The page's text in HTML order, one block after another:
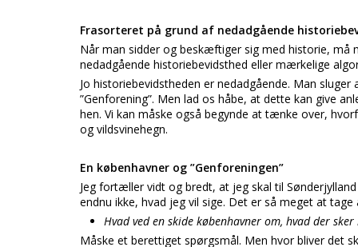
Frasorteret på grund af nedadgående
Når man sidder og beskæftiger sig med historie,
nedadgående historiebevidsthed eller mærkelige
Jo historiebevidstheden er nedadgående. Man
”Genforening”. Men lad os håbe, at dette kan give
hen. Vi kan måske også begynde at tænke over,
og vildsvinehegn.
En københavner og ”Genforeningen”
Jeg fortæller vidt og bredt, at jeg skal til
endnu ikke, hvad jeg vil sige. Det er så meget at
Hvad ved en skide københavner om, hvad der sker
Måske et berettiget spørgsmål. Men hvor bliver det